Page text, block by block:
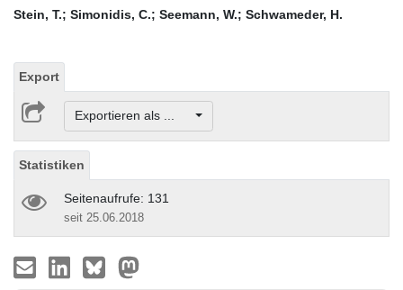
Stein, T.; Simonidis, C.; Seemann, W.; Schwameder, H.
Export
Exportieren als ...
Statistiken
Seitenaufrufe: 131
seit 25.06.2018